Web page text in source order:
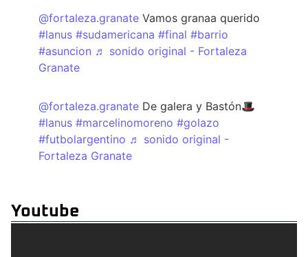
@fortaleza.granate Vamos granaa querido
#lanus #sudamericana #final #barrio
#asuncion ♬ sonido original - Fortaleza
Granate
@fortaleza.granate De galera y Bastón🎩
#lanus #marcelinomoreno #golazo
#futbolargentino ♬ sonido original -
Fortaleza Granate
Youtube